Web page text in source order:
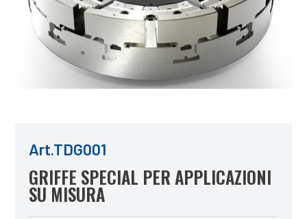
Art.TDG001
GRIFFE SPECIAL PER APPLICAZIONI
SU MISURA